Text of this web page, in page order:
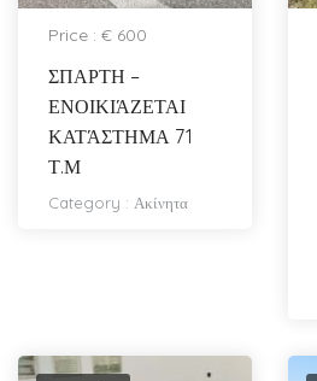
Price : € 600
ΣΠΑΡΤΗ –
ΕΝΟΙΚΙΆΖΕΤΑΙ
ΚΑΤΆΣΤΗΜΑ 71
Τ.Μ
Category : Ακίνητα